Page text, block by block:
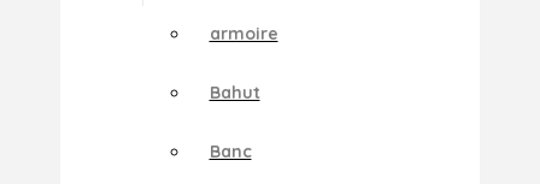
armoire
Bahut
Banc